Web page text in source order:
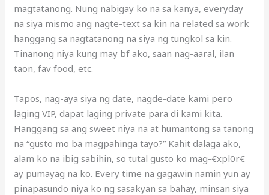
magtatanong. Nung nabigay ko na sa kanya, everyday
na siya mismo ang nagte-text sa kin na related sa work
hanggang sa nagtatanong na siya ng tungkol sa kin.
Tinanong niya kung may bf ako, saan nag-aaral, ilan
taon, fav food, etc.
Tapos, nag-aya siya ng date, nagde-date kami pero
laging VIP, dapat laging private para di kami kita.
Hanggang sa ang sweet niya na at humantong sa tanong
na “gusto mo ba magpahinga tayo?” Kahit dalaga ako,
alam ko na ibig sabihin, so tutal gusto ko mag-€xpl0r€
ay pumayag na ko. Every time na gagawin namin yun ay
pinapasundo niya ko ng sasakyan sa bahay, minsan siya